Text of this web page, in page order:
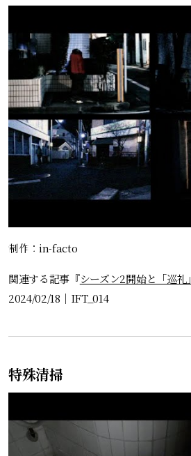
制作：in-facto
関連する記事『シーズン2開始と「巡礼」
2024/02/18 ｜ IFT_014
特殊清掃